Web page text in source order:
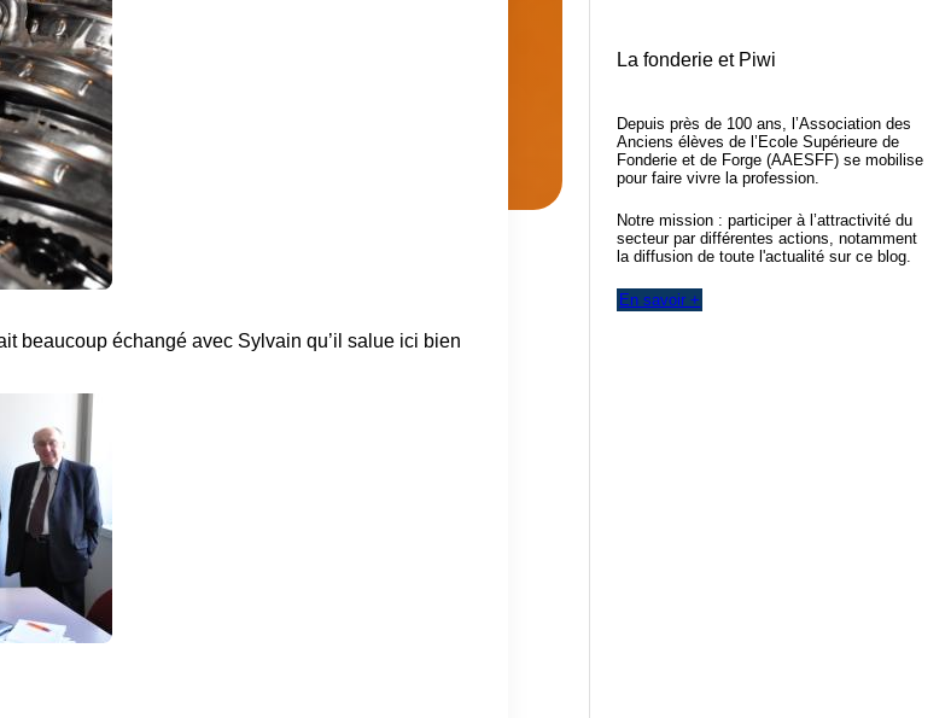
beaucoup échangé avec Sylvain qu’il salue ici bien
La fonderie et Piwi
Depuis près de 100 ans, l’Association des
Anciens élèves de l’Ecole Supérieure de
Fonderie et de Forge (AAESFF) se mobilise
pour faire vivre la profession.
Notre mission : participer à l’attractivité du
secteur par différentes actions, notamment
la diffusion de toute l'actualité sur ce blog.
En savoir +